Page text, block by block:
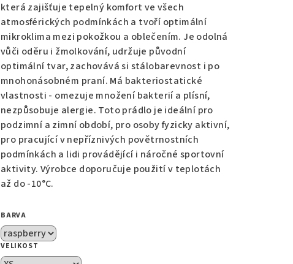
hvězdiček.
která zajišťuje tepelný komfort ve všech
atmosférických podmínkách a tvoří optimální
mikroklima mezi pokožkou a oblečením. Je odolná
vůči oděru i žmolkování, udržuje původní
optimální tvar, zachovává si stálobarevnost i po
mnohonásobném praní. Má bakteriostatické
vlastnosti - omezuje množení bakterií a plísní,
nezpůsobuje alergie. Toto prádlo je ideální pro
podzimní a zimní období, pro osoby fyzicky aktivní,
pro pracující v nepříznivých povětrnostních
podmínkách a lidi provádějící i náročné sportovní
aktivity. Výrobce doporučuje použití v teplotách
až do -10°C.
BARVA
VELIKOST